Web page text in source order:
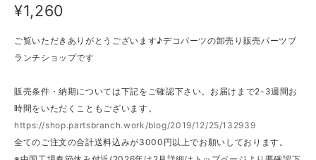
¥1,260
ご覧いただきありがとうございます♪デコパーツの卸売り販売パーツブ
ランチショップです
販売条件・納期については下記をご確認下さい。お届けまで2-3週間お
時間をいただくこともございます。
https://shop.partsbranch.work/blog/2019/12/25/132939
全てのご注文の合計送料込みが3000円以上でお願いしております。